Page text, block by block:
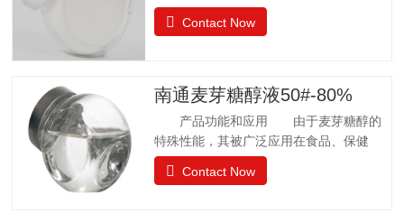
性 环境湿度高，充分吸水 法规
许可 57个国家批准应用聚葡萄糖.
聚葡萄糖质量标准 GB25541-2010项目
葡萄糖(以干基、无灰分品计), w/%
≥90.0 干燥减量，w
Contact Now
南通麦芽糖醇液50#-80%
产品功能和应用 由于麦芽糖醇的
特殊性能，其被广泛应用在食品、保健
品、日常卫生品种，例如冰淇淋、果汁制
品、饼干、酱菜、糖果等。 麦芽糖醇
Contact Now